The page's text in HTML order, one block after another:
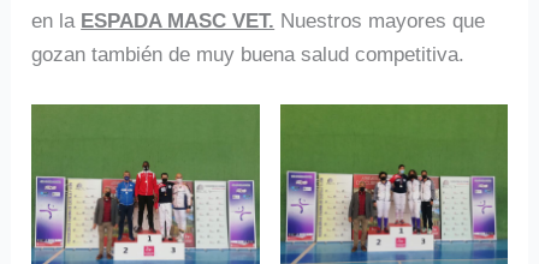
en la ESPADA MASC VET. Nuestros mayores que
gozan también de muy buena salud competitiva.